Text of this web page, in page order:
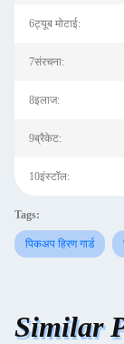
6ट्यूब मोटाई:
7संरचना:
8इलाज:
9ब्रैकेट:
10इंस्टॉल:
Tags:
पिकअप हिरण गार्ड
Similar